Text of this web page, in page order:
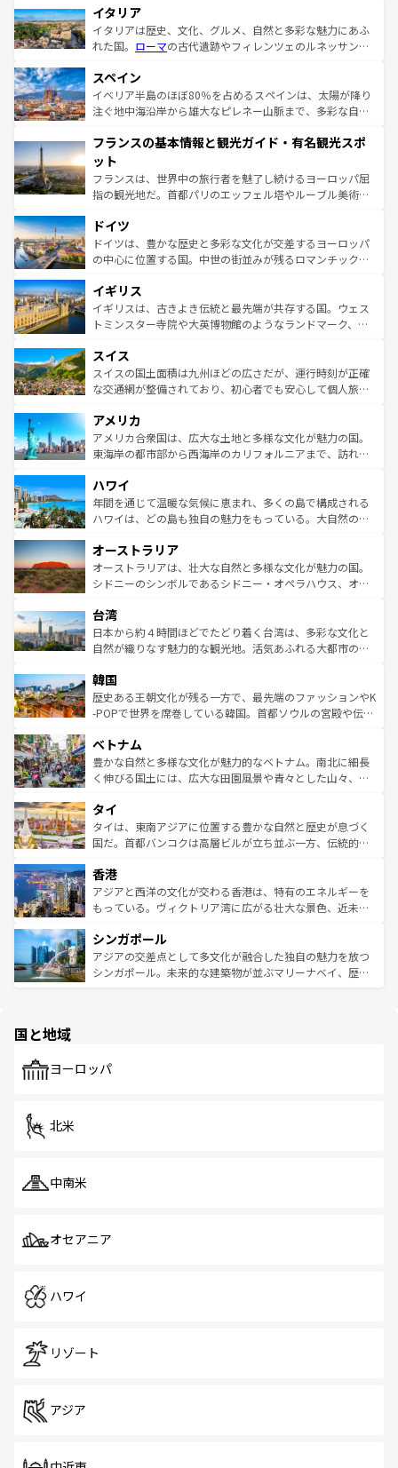
イタリア
イタリアは歴史、文化、グルメ、自然と多彩な魅力にあふ
れた国。 ローマの古代遺跡やフィレンツェのルネッサンス
ろん、トスカーナの美しい田園風景やアマルフィ海岸の絶
景など、自然景観も見逃せない。観光の合間には、本場の
ピザやパスタなど、絶品のイタリア料理を堪能することも
ませてくれるイタリアで、忘れられない旅をしてみよう！
なお、新着のイタリア情報は
しい。
スペイン
イベリア半島のほぼ80％を占めるスペインは、太陽が降り
注ぐ地中海沿岸から雄大なピレネー山脈まで、多彩な自然
文化が根付くこの国では、情熱的なフラメンコ、熱気あふ
れる闘牛、そして美味しいタパスが生活の一部となってい
る。首都マドリードの洗練された雰囲気や、バルセロナの
アートに溢れた街角から、地方では古代ローマ遺跡や中世
せる。地方によって風土や気候が異なるスペインはその個
性で訪れる人を魅了する。 なお、新着のスペイン情報は コ
ンテンツ一覧を参照してほしい。
フランスの基本情報と観光ガイド・有名観光スポ
ット
フランスは、世界中の旅行者を魅了し続けるヨーロッパ屈
指の観光地だ。首都パリのエッフェル塔やルーブル美術館
で、幅広い魅力が詰まっている。華麗な宮殿、歴史的な大
聖堂、美しいビーチ、そして豊かな自然が、訪れる者を心
から魅了する。また、フランスは美食の国としても知ら
いる。シャンパンの発祥地であるランス、プロヴァンスの
香り高いラベンダー畑など、多彩な楽しみ方が可能だ。さ
らに、パリ以外の地域にも魅力が溢れており、どの街角に
れる地方に足を運ぶとそれぞれで全く異なる文化を体験で
きるだろう。 なお、新着のフランス情報はコンテンツ一覧
を参照してほしい。
ドイツ
ドイツは、豊かな歴史と多彩な文化が交差するヨーロッパ
の中心に位置する国。中世の街並みが残るロマンチック街
顔を持つこの国は、どこを歩いても飽きることがない。ベ
ルリンの文化的活気、バイエルン州のアルプスの絶景、そ
してライン川沿いのワイン畑といった風景は必見。ビール
は、お酒好きな人にはぜひ体験してほしい。 なお、新着の
ドイツ情報はコンテンツ一覧を参照してほしい。
イギリス
イギリスは、古きよき伝統と最先端が共存する国。ウェス
トミンスター寺院や大英博物館のようなランドマーク、歴
リアごとに異なる魅力がある。また、優雅なアフタヌーン
ティー、ビール好きにはたまらない英国パブ、サッカー観
戦など、本場だからこそできる体験も豊富。イギリスを旅
ンツ一覧を参照してほしい。
スイス
スイスの国土面積は九州ほどの広さだが、運行時刻が正確
な交通網が整備されており、初心者でも安心して個人旅行
の建物がそのまま残る町や、スイスならではのユニークな
博物館もあり、アルプス観光だけでなく町歩きも満喫する
ことができる。国民の所得が高いため物価も高いが、旅行
ば市内交通費無料で観光を楽しむこともできる。 なお、新
着のスイス情報はコンテンツ一覧 を参照してほしい。
アメリカ
アメリカ合衆国は、広大な土地と多様な文化が魅力の国。
東海岸の都市部から西海岸のカリフォルニアまで、訪れる
のような巨大都市は、観光、ショッピング、エンターテイ
ンメントが詰まった刺激的なスポットだ。一方、アメリカ
西部には大自然が広がり、グランドキャニオンやイエロー
部のニューオーリンズでは、音楽と美食が融合した独特の
文化が魅力。旅行者はアメリカの各地域で異なる魅力を楽
しみながら、その多様性と豊かな歴史を感じることができ
ならではの贅沢な旅のスタイルだ。 なお、新着のアメリカ
情報はコンテンツ一覧を参照してほしい。
ハワイ
年間を通じて温暖な気候に恵まれ、多くの島で構成される
ハワイは、どの島も独自の魅力をもっている。大自然の神
ワイ島は見逃せない。また、定番の観光地といえばオアフ
島だが、静かな自然を求めるならマウイ島やカウアイ島が
おすすめ。エメラルドグリーンに輝く海をはじめ、豊かな
れるおもてなしの心で訪れる人々を迎えてくれるハワイの
人々、おいしいローカルフードやハワイアンミュージッ
ク、伝統的なフラダンスなど、すべてがハワイの魅力を彩
ワイを、存分に味わってほしい。 なお、新着のハワイ情報
はコンテンツ一覧を参照してほしい。
オーストラリア
オーストラリアは、壮大な自然と多様な文化が魅力の国。
シドニーのシンボルであるシドニー・オペラハウス、オー
リアリーフや大陸中央部にそびえるウルル（エアーズロッ
ク）、タスマニアの美しい原生林やケアンズの熱帯雨林な
ど、見どころがたくさん。また、カフェやワイン、オージ
いる。アクティビティも充実しており、サーフィンやダイ
ビング、ハイキングなど、アウトドア好きにはたまらな
い。オーストラリアの多彩な魅力を存分に味わいつくそ
参照してほしい。
台湾
日本から約４時間ほどでたどり着く台湾は、多彩な文化と
自然が織りなす魅力的な観光地。活気あふれる大都市の台
ン）、静ひつな山岳地帯である台湾東部など、都市の喧騒
と山間の静けさが共存しており、訪れる人に新しい発見と
驚きをもたらしてくれる。また、奥深い台湾の食文化も魅
容にもいいと評判のスイーツなど、バラエティ豊かな料理
が味わえる。 なお、新着の台湾情報は コンテンツ一覧を参
照してほしい。
韓国
歴史ある王朝文化が残る一方で、最先端のファッションやK
-POPで世界を席巻している韓国。首都ソウルの宮殿や伝統
き、地方に足を延ばせば四季折々の自然美を楽しむことが
できる。そして、キムチや焼肉、絶品のストリートフード
まで、さまざまな韓国料理が待っている。夜には、韓国な
リティに包まれながら、韓国の多彩な魅力を心ゆくまで味
わってみてほしい。 なお、新着の韓国情報はコンテンツ一
覧を参照してほしい。
ベトナム
豊かな自然と多様な文化が魅力的なベトナム。南北に細長
く伸びる国土には、広大な田園風景や青々とした山々、世
急速な発展と共に伝統が息づく。ハノイの古い町並みやホ
ーチミン市のフランス統治時代の建物も、独特の雰囲気を
醸し出している。また、バラエティの豊かさとおいしさで
とつ。フォーやバインミー、ベトナムコーヒーなどは、ぜ
ひ現地で味わいたい。どの地域を訪れてもあたたかい人々
が旅行者を迎えてくれるので、きっと忘れられない旅にな
参照してほしい。
タイ
タイは、東南アジアに位置する豊かな自然と歴史が息づく
国だ。首都バンコクは高層ビルが立ち並ぶ一方、伝統的な
の活気が交差している。北部ではチェンマイなどの山岳地
帯で自然と触れ合い、南部ではプーケットやクラビの美し
いビーチでリゾート気分を楽しむことができる。タイ料理
激する。気候は一年中温暖で、どの季節にも異なる楽しみ
が待っている。親しみやすいタイの人々、仏教を中心とし
た文化、そして多様な観光資源が、訪れる旅人を魅了し続
香港
アジアと西洋の文化が交わる香港は、特有のエネルギーを
もっている。ヴィクトリア湾に広がる壮大な景色、近未来
み、どこを訪れても感動するはず。観光スポットが密集し
ており、効率よく見どころを回れるのも魅力。息をのむよ
うな絶景から文化的な体験まで、香港を存分に楽しみ尽く
シンガポール
アジアの交差点として多文化が融合した独自の魅力を放つ
シンガポール。未来的な建築物が並ぶマリーナベイ、歴史
で、ホーカーズは地元の風情を楽しめる外せないスポット
国と地域
ヨーロッパ
北米
中南米
オセアニア
ハワイ
リゾート
アジア